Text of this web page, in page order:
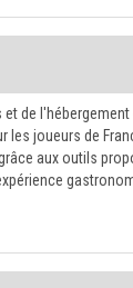
de
joueurs de
aux outils